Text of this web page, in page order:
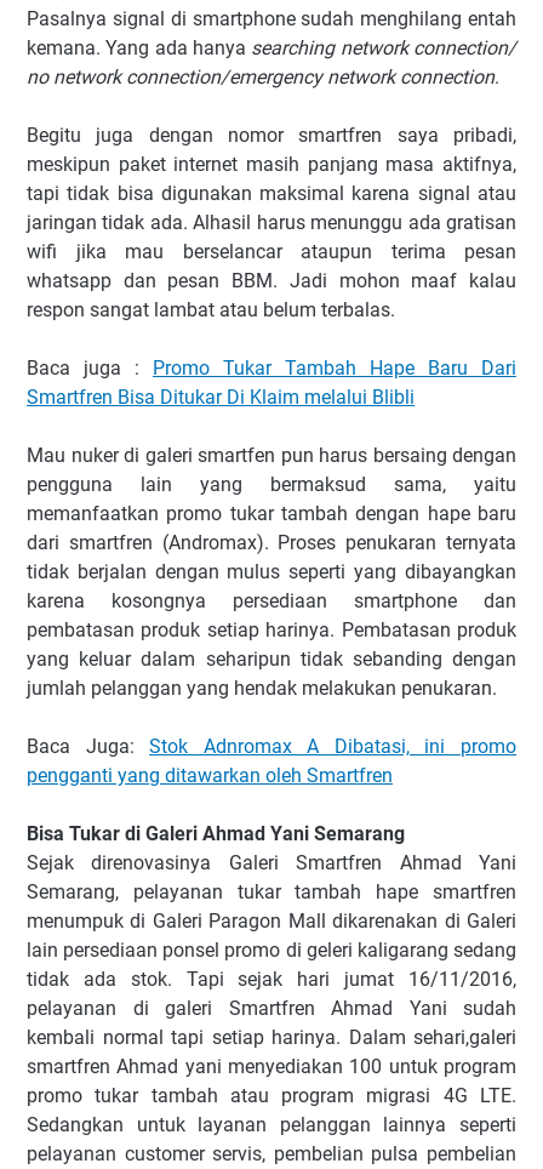
Pasalnya signal di smartphone sudah menghilang entah
kemana. Yang ada hanya searching network connection/
no network connection/emergency network connection.
Begitu juga dengan nomor smartfren saya pribadi,
meskipun paket internet masih panjang masa aktifnya,
tapi tidak bisa digunakan maksimal karena signal atau
jaringan tidak ada. Alhasil harus menunggu ada gratisan
wifi jika mau berselancar ataupun terima pesan
whatsapp dan pesan BBM. Jadi mohon maaf kalau
respon sangat lambat atau belum terbalas.
Baca juga :
Promo Tukar Tambah Hape Baru Dari
Smartfren Bisa Ditukar Di Klaim melalui Blibli
Mau nuker di galeri smartfen pun harus bersaing dengan
pengguna lain yang bermaksud sama, yaitu
memanfaatkan promo tukar tambah dengan hape baru
dari smartfren (Andromax). Proses penukaran ternyata
tidak berjalan dengan mulus seperti yang dibayangkan
karena kosongnya persediaan smartphone dan
pembatasan produk setiap harinya. Pembatasan produk
yang keluar dalam seharipun tidak sebanding dengan
jumlah pelanggan yang hendak melakukan penukaran.
Baca Juga:Stok Adnromax A Dibatasi, ini promo
pengganti yang ditawarkan oleh Smartfren
Bisa Tukar di Galeri Ahmad Yani Semarang
Sejak direnovasinya Galeri Smartfren Ahmad Yani
Semarang, pelayanan tukar tambah hape smartfren
menumpuk di Galeri Paragon Mall dikarenakan di Galeri
lain persediaan ponsel promo di geleri kaligarang sedang
tidak ada stok. Tapi sejak hari jumat 16/11/2016,
pelayanan di galeri Smartfren Ahmad Yani sudah
kembali normal tapi setiap harinya. Dalam sehari,galeri
smartfren Ahmad yani menyediakan 100 untuk program
promo tukar tambah atau program migrasi 4G LTE.
Sedangkan untuk layanan pelanggan lainnya seperti
pelayanan customer servis, pembelian pulsa pembelian